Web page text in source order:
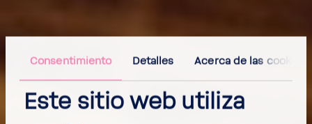
Consentimiento Detalles Acerca de las cookies
Este sitio web utiliza